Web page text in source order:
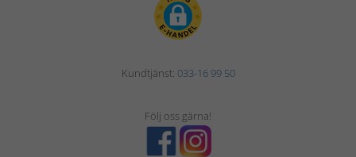
Kundtjänst: 033-16 99 50
Följ oss gärna!